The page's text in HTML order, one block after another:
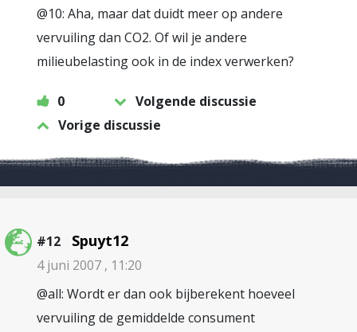
@10: Aha, maar dat duidt meer op andere
vervuiling dan CO2. Of wil je andere
milieubelasting ook in de index verwerken?
0
Volgende discussie
Vorige discussie
#12 Spuyt12
4 juni 2007 , 11:20
@all: Wordt er dan ook bijberekent hoeveel
vervuiling de gemiddelde consument